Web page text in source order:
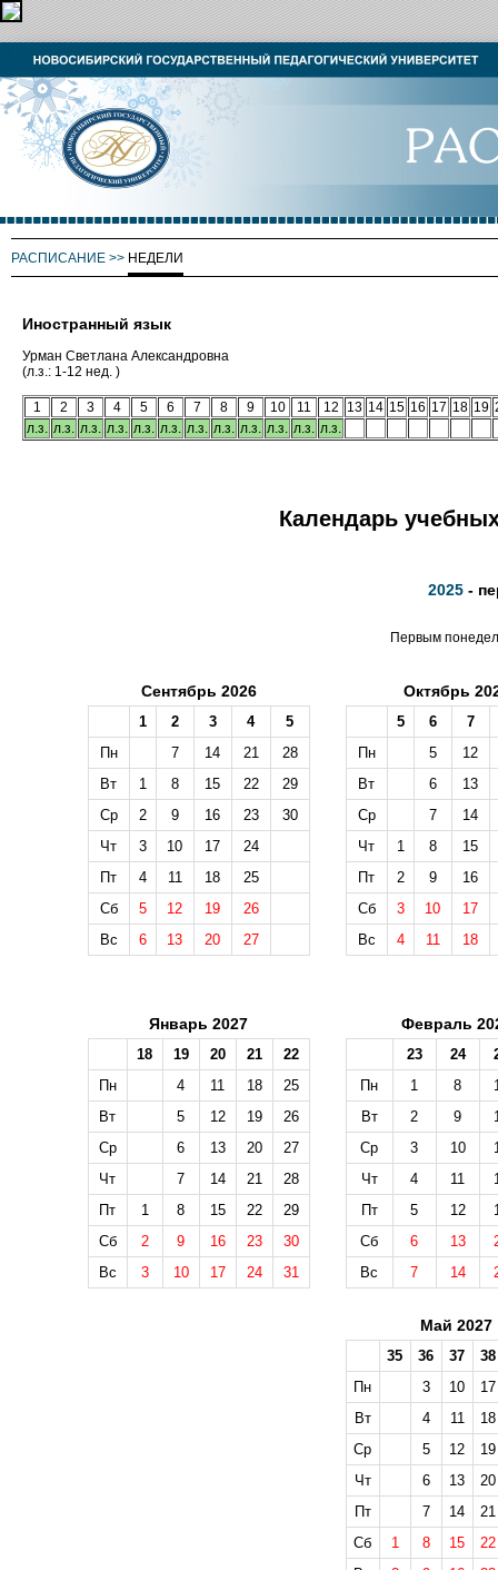
РАСПИСАНИЕ >> НЕДЕЛИ
Иностранный язык
Урман Светлана Александровна
(л.з.: 1-12 нед. )
1 2 3 4 5 6 7 8 9 10 11 12 13 14 15 16 17 18 19
л.з. л.з. л.з. л.з. л.з. л.з. л.з. л.з. л.з. л.з. л.з. л.з.
Календарь
2025 -
Первым
Сентябрь 2026
1 2 3 4
5
Пн
7 14 21
28
Вт
1 8 15 22
29
Ср
2 9 16 23
30
Чт
3 10 17
24
Пт
4 11 18
25
Сб
5 12 19
26
Вс
6 13 20 27
Октябрь
5 6
7
Пн
5
12
Вт
6
13
Ср
7
14
Чт
1 8
15
Пт
2 9
16
Сб
3 10
17
Вс
4 11 18
Январь 2027
18 19 20 21
22
Пн
4 11 18
25
Вт
5 12 19
26
Ср
6 13 20
27
Чт
7 14 21
28
Пт
1 8 15 22
29
Сб
2 9 16 23
30
Вс
3 10 17 24 31
Февраль
23 24
Пн
1 8
Вт
2 9
Ср
3 10
Чт
4 11
Пт
5 12
Сб
6 13
Вс
7 14
Май 2027
35 36 37
38
Пн
3 10
17
Вт
4 11
18
Ср
5 12
19
Чт
6 13
20
Пт
7 14
21
Сб
1 8 15
22